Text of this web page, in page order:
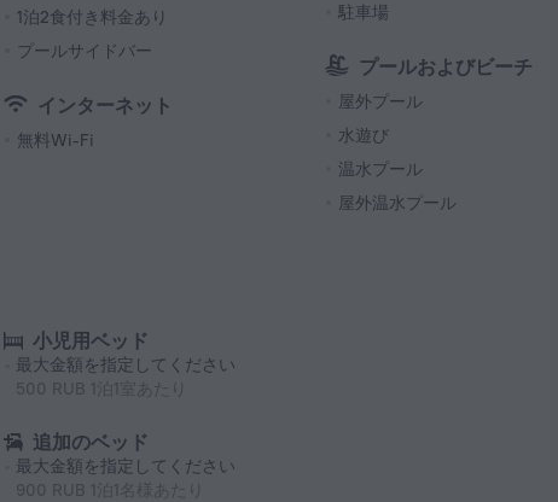
1泊2食付き料金あり
プールサイドバー
インターネット
無料Wi-Fi
駐車場
プールおよびビーチ
屋外プール
水遊び
温水プール
屋外温水プール
小児用ベッド
最大金額を指定してください
500 RUB 1泊1室あたり
追加のベッド
最大金額を指定してください
900 RUB 1泊1名様あたり